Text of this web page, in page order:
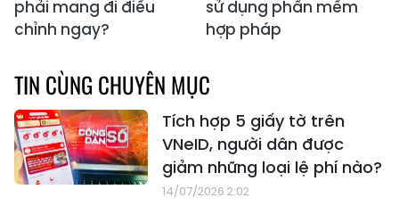
phải mang đi điều
chỉnh ngay?
sử dụng phần mềm
hợp pháp
TIN CÙNG CHUYÊN MỤC
Tích hợp 5 giấy tờ trên
VNeID, người dân được
giảm những loại lệ phí nào?
14/07/2026 2:02